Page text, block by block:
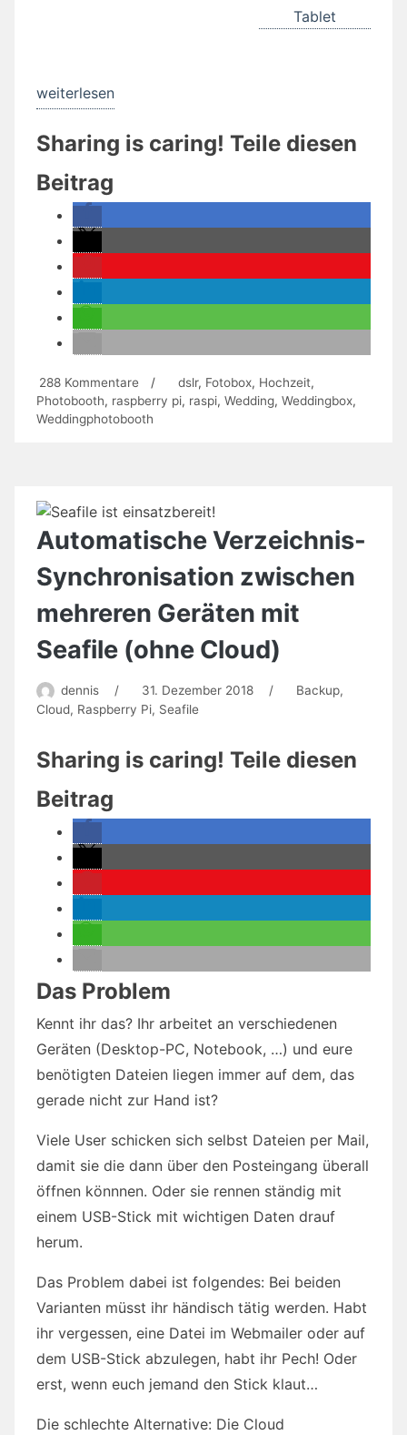
„Raspberry
Fotobox
Hochzeiten
und
Geburtstage
(Update
Januar
2020!)“
weiterlesen
Sharing is caring! Teile diesen
Beitrag
288 Kommentarezu
Raspberry
Pi
Geburtstage
(Update
Januar
2020!)
/ dslr, Fotobox, Hochzeit,
Photobooth, raspberry pi, raspi, Wedding, Weddingbox,
Weddingphotobooth
Automatische Verzeichnis-
Synchronisation zwischen
mehreren Geräten mit
Seafile (ohne Cloud)
dennis / 31. Dezember 2018 / Backup,
Cloud, Raspberry Pi, Seafile
Sharing is caring! Teile diesen
Beitrag
Das Problem
Kennt ihr das? Ihr arbeitet an verschiedenen
Geräten (Desktop-PC, Notebook, …) und eure
benötigten Dateien liegen immer auf dem, das
gerade nicht zur Hand ist?
Viele User schicken sich selbst Dateien per Mail,
damit sie die dann über den Posteingang überall
öffnen könnnen. Oder sie rennen ständig mit
einem USB-Stick mit wichtigen Daten drauf
herum.
Das Problem dabei ist folgendes: Bei beiden
Varianten müsst ihr händisch tätig werden. Habt
ihr vergessen, eine Datei im Webmailer oder auf
dem USB-Stick abzulegen, habt ihr Pech! Oder
erst, wenn euch jemand den Stick klaut…
Die schlechte Alternative: Die Cloud